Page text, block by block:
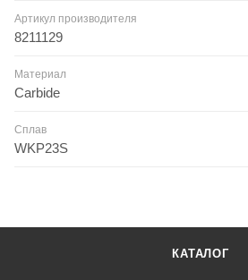
Артикул производителя
8211129
Материал
Carbide
Сплав
WKP23S
КАТАЛОГ